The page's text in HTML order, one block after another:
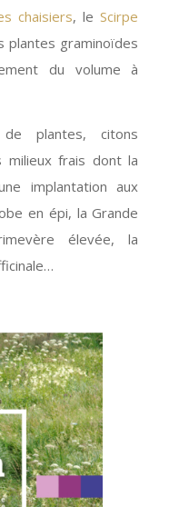
chaisiers, leScirpe
plantes graminoïdes
du volume à
plantes, citons
milieux frais dont la
implantation aux
en épi, la Grande
élevée, la